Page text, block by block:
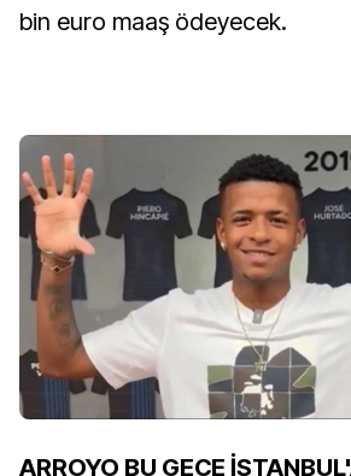
bin euro maaş ödeyecek.
ARROYO BU GECE